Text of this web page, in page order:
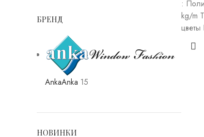
БРЕНД
AnkaAnka 15
НОВИНКИ
:
kg/m
цветы